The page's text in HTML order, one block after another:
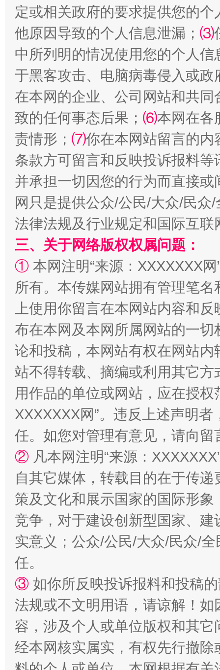
解纷+调解+退费，一次搞定
站台名比不上好声名
漫山遍野的桃花与雪山、麦地、白藏房 除
定或相关政府的要求提供您的个
他原因导致的个人信息泄漏； ⑶
中所列明的情况使用您的个人
于黑客攻击、电脑病毒侵入或
在本网的企业、公司网站和共
致的任何事态后果； ⑹本网在各
责情形； ⑺你在本网站留言的内
条款方可留言和反映投诉报料
并承担一切因您的行为而直接
网只是提供公众/公民/大众/民
法律法规及行业规定和国际互
三、关于网络版权权属问题：
① 本网注明“来源：XXXXXXX
所有。本传媒网站拥有管理笔
上使用你留言在本网站内容和
布在本网及本网所属网站的一
论和投稿，本网站有权在网站
站不得转载、摘编或利用其它
用作品的单位或网站，应在授
XXXXXXX网”。违反上述声明
任。如您对管理有意见，请向
② 凡本网注明“来源：
自其它媒体，转载目的在于传
策及文化和展示国家的国际形
竞争，对于建设创新型国家、
实意义；公众/公民/大众/民众/
任。
③ 如你所反映投诉报料和投稿
法规或不文明用语，请谅解！
容，涉及个人或单位版权和其它
经本网核实属实，有权先行撤